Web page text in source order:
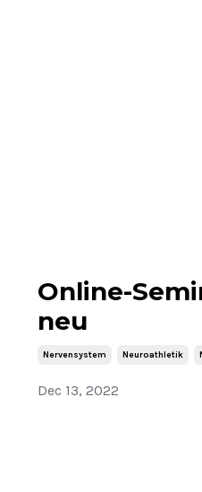
Online-
neu
Nervensystem Neuroathletik
Dec 13, 2022